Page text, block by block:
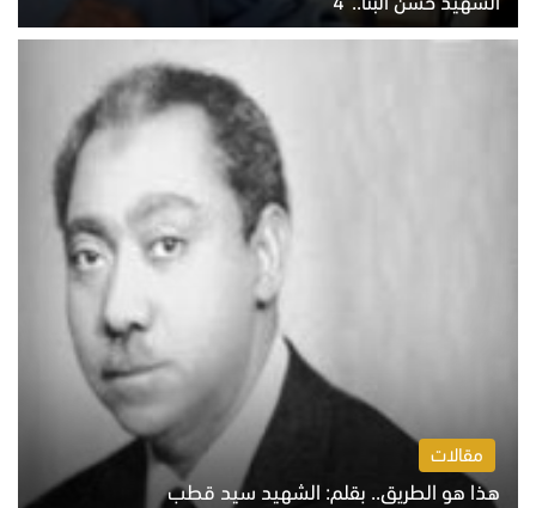
الخميس 6 أغسطس 2026 10:27 ص
مقالات
هذا هو الطريق.. بقلم: الشهيد سيد قطب